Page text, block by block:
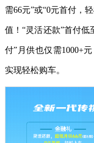
需66元”或“0元首付，
值！“灵活还款”首付低
付”月供也仅需1000+
实现轻松购车。